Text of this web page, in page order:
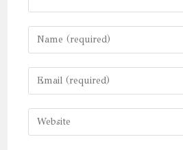
Enter
your
name
or
comment
Enter
your
email
address
Enter
your